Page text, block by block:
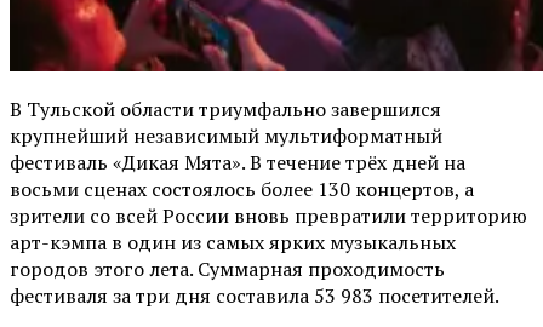
В Тульской области триумфально завершился
крупнейший независимый мультиформатный
фестиваль «Дикая Мята». В течение трёх дней на
восьми сценах состоялось более 130 концертов, а
зрители со всей России вновь превратили территорию
арт-кэмпа в один из самых ярких музыкальных
городов этого лета. Суммарная проходимость
фестиваля за три дня составила 53 983 посетителей.